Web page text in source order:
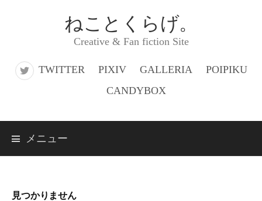
ス
ねことくらげ。
Creative & Fan fiction Site
TWITTER PIXIV GALLERIA
POIPIKU
CANDYBOX
メニュー
見つかりません